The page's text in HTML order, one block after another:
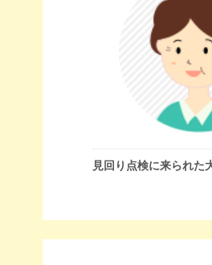
見回り点検に来られた